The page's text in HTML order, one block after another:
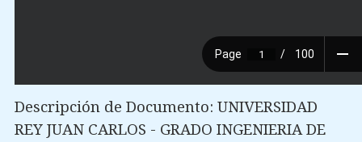
Descripción de Documento: UNIVERSIDAD
REY JUAN CARLOS - GRADO INGENIERIA DE